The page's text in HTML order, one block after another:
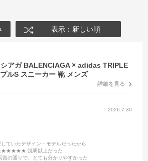
表示：新しい順
アガ BALENCIAGA × adidas TRIPLE
ルS スニーカー 靴 メンズ
詳細を見る
2026.7.30
していたデザイン・モデルだったから
:★★★★★ 説明以上だった
通りで、とても分かりやすかった